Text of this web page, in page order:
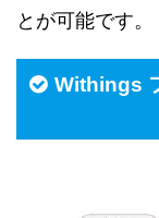
とが可能です。
Withings